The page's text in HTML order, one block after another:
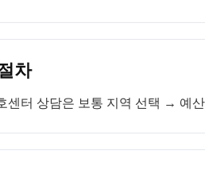
차
센터 상담은 보통 지역 선택 → 예